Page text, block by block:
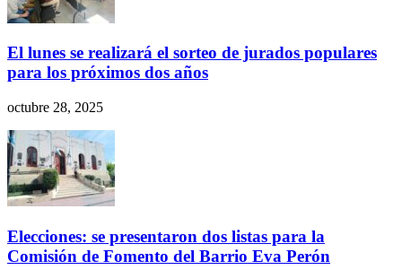
El lunes se realizará el sorteo de jurados populares
para los próximos dos años
octubre 28, 2025
Elecciones: se presentaron dos listas para la
Comisión de Fomento del Barrio Eva Perón